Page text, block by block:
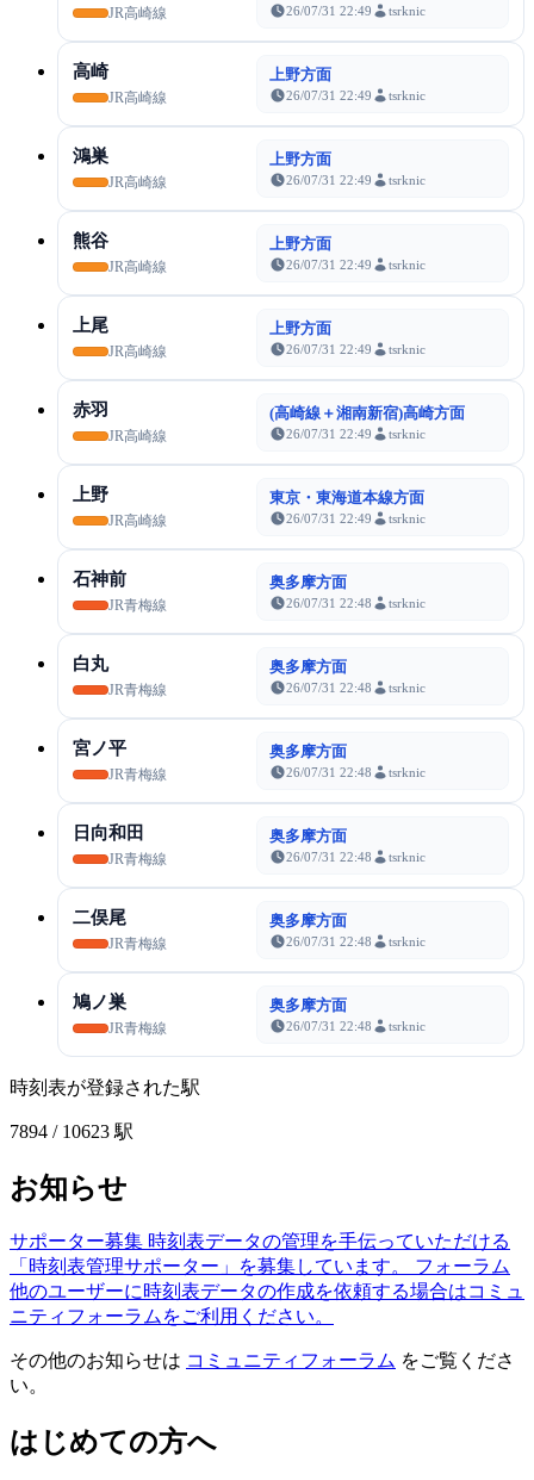
JR高崎線 26/07/31 22:49 tsrknic
高崎
JR高崎線
上野方面
26/07/31 22:49 tsrknic
鴻巣
JR高崎線
上野方面
26/07/31 22:49 tsrknic
熊谷
JR高崎線
上野方面
26/07/31 22:49 tsrknic
上尾
JR高崎線
上野方面
26/07/31 22:49 tsrknic
赤羽
JR高崎線
(高崎線＋湘南新宿)高崎方面
26/07/31 22:49 tsrknic
上野
JR高崎線
東京・東海道本線方面
26/07/31 22:49 tsrknic
石神前
JR青梅線
奥多摩方面
26/07/31 22:48 tsrknic
白丸
JR青梅線
奥多摩方面
26/07/31 22:48 tsrknic
宮ノ平
JR青梅線
奥多摩方面
26/07/31 22:48 tsrknic
日向和田
JR青梅線
奥多摩方面
26/07/31 22:48 tsrknic
二俣尾
JR青梅線
奥多摩方面
26/07/31 22:48 tsrknic
鳩ノ巣
JR青梅線
奥多摩方面
26/07/31 22:48 tsrknic
時刻表が登録された駅
7894 / 10623 駅
お知らせ
サポーター募集 時刻表データの管理を手伝っていただける
「時刻表管理サポーター」を募集しています。
フォーラム
他のユーザーに時刻表データの作成を依頼する場合はコミュ
ニティフォーラムをご利用ください。
その他のお知らせは コミュニティフォーラム をご覧くださ
い。
はじめての方へ